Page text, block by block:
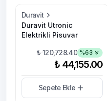
Duravit
Duravit Utronic
Elektrikli Pisuvar
₺ 120,728.40 %63
₺ 44,155.00
Sepete Ekle